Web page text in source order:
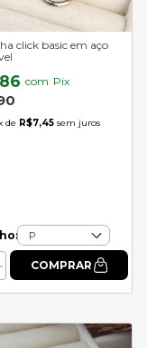
click basic em aço
com Pix
de R$7,45 sem juros